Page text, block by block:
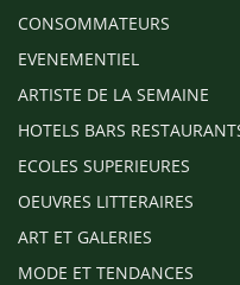
CONSOMMATEURS
EVENEMENTIEL
ARTISTE DE LA SEMAINE
HOTELS BARS
ECOLES SUPERIEURES
OEUVRES LITTERAIRES
ART ET GALERIES
MODE ET TENDANCES